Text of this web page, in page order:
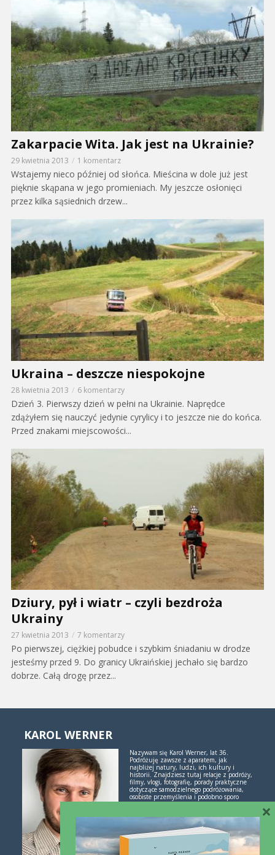
Zakarpacie Wita. Jak jest na Ukrainie?
29 kwietnia 2013 1 komentarz
Wstajemy nieco później od słońca. Mieścina w dole już jest
pięknie skąpana w jego promieniach. My jeszcze osłonięci
przez kilka sąsiednich drzew...
Ukraina – deszcze niespokojne
28 kwietnia 2013 6 komentarzy
Dzień 3. Pierwszy dzień w pełni na Ukrainie. Naprędce
zdążyłem się nauczyć jedynie cyrylicy i to jeszcze nie do końca.
Przed znakami miejscowości...
Dziury, pył i wiatr – czyli bezdroża
Ukrainy
27 kwietnia 2013 7 komentarzy
Po pierwszej, ciężkiej pobudce i szybkim śniadaniu w drodze
jesteśmy przed 9. Do granicy Ukraińskiej jechało się bardzo
dobrze. Całą drogę przez...
KAROL WERNER
Nazywam się Karol Werner, lat 36.
Podróżuję zawsze z aparatem, jak
najbliżej natury, ludzi, ich kultury i
historii. Znajdziesz tutaj relacje z podróży,
filmy, vlogi, fotografię, porady praktyczne
dotyczące samodzielnego podróżowania,
osobiste przemyślenia i podobno sporo
inspiracji. Jeśli lubisz świetne historie i
polubimy się!
Więcej o mnie i blogu
×